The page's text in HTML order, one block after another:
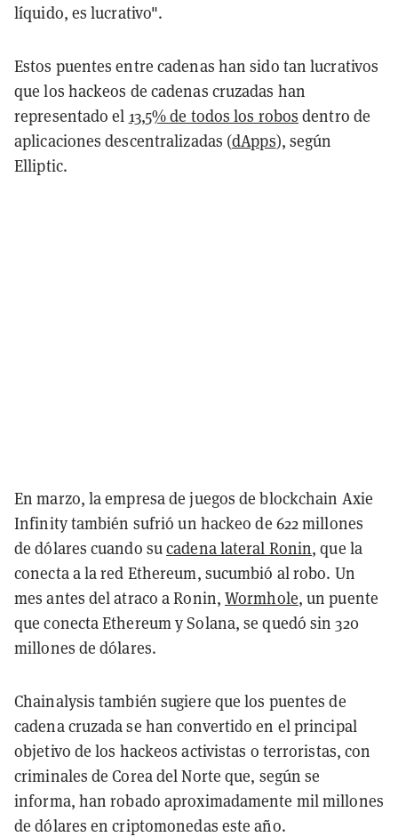
líquido, es lucrativo".
Estos puentes entre cadenas han sido tan lucrativos
que los hackeos de cadenas cruzadas han
representado el 13,5% de todos los robos dentro de
aplicaciones descentralizadas (dApps), según
Elliptic.
En marzo, la empresa de juegos de blockchain Axie
Infinity también sufrió un hackeo de 622 millones
de dólares cuando sucadena lateral Ronin, que la
conecta a la red Ethereum, sucumbió al robo. Un
mes antes del atraco a Ronin,Wormhole, un puente
que conecta Ethereum y Solana, se quedó sin 320
millones de dólares.
Chainalysis también sugiere que los puentes de
cadena cruzada se han convertido en el principal
objetivo de los hackeos activistas o terroristas, con
criminales de Corea del Norte que, según se
informa, han robado aproximadamente mil millones
de dólares en criptomonedas este año.